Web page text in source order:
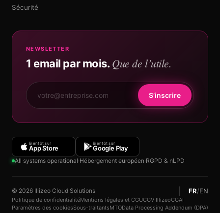
Sécurité
NEWSLETTER
1 email par mois. Que de l’utile.
S’inscrire
Bientôt sur
App Store
Bientôt sur
Google Play
All systems operational·Hébergement européen·RGPD & nLPD
© 2026 Illizeo Cloud Solutions FR/EN
Politique de confidentialitéMentions légales et CGUCGV IllizeoCGAI
Paramètres des cookiesSous-traitantsMTOData Processing Addendum (DPA)